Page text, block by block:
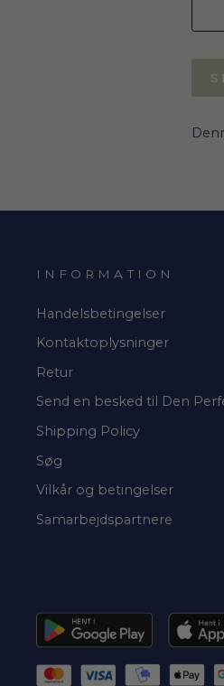
INFORMATION
Handelsbetingelser
Kontaktoplysninger
Retur
Send en besked til Den
Shipping Policy
Søg
Vilkår og betingelser
Samarbejdspartnere